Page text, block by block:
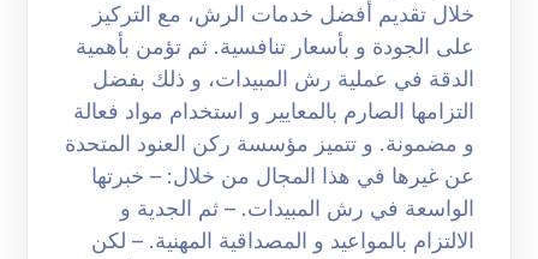
خلال تقديم أفضل خدمات الرش، مع التركيز
على الجودة و بأسعار تنافسية. ثم تؤمن بأهمية
الدقة في عملية رش المبيدات، و ذلك بفضل
التزامها الصارم بالمعايير و استخدام مواد فعالة
و مضمونة. و تتميز مؤسسة ركن العنود المتحدة
عن غيرها في هذا المجال من خلال: – خبرتها
الواسعة في رش المبيدات. – ثم الجدية و
الالتزام بالمواعيد و المصداقية المهنية. – لكن